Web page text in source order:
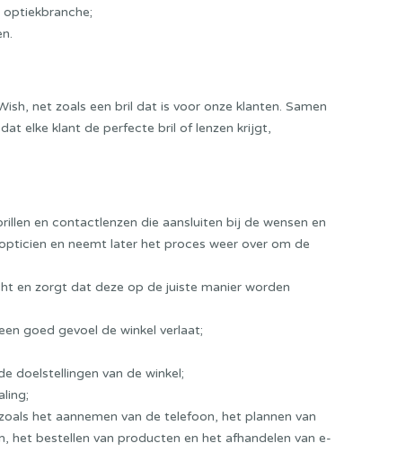
net zoals een bril dat is voor onze klanten. Samen
elke klant de perfecte bril of lenzen krijgt,
en contactlenzen die aansluiten bij de wensen en
en neemt later het proces weer over om de
en zorgt dat deze op de juiste manier worden
goed gevoel de winkel verlaat;
doelstellingen van de winkel;
het aannemen van de telefoon, het plannen van
het bestellen van producten en het afhandelen van e-